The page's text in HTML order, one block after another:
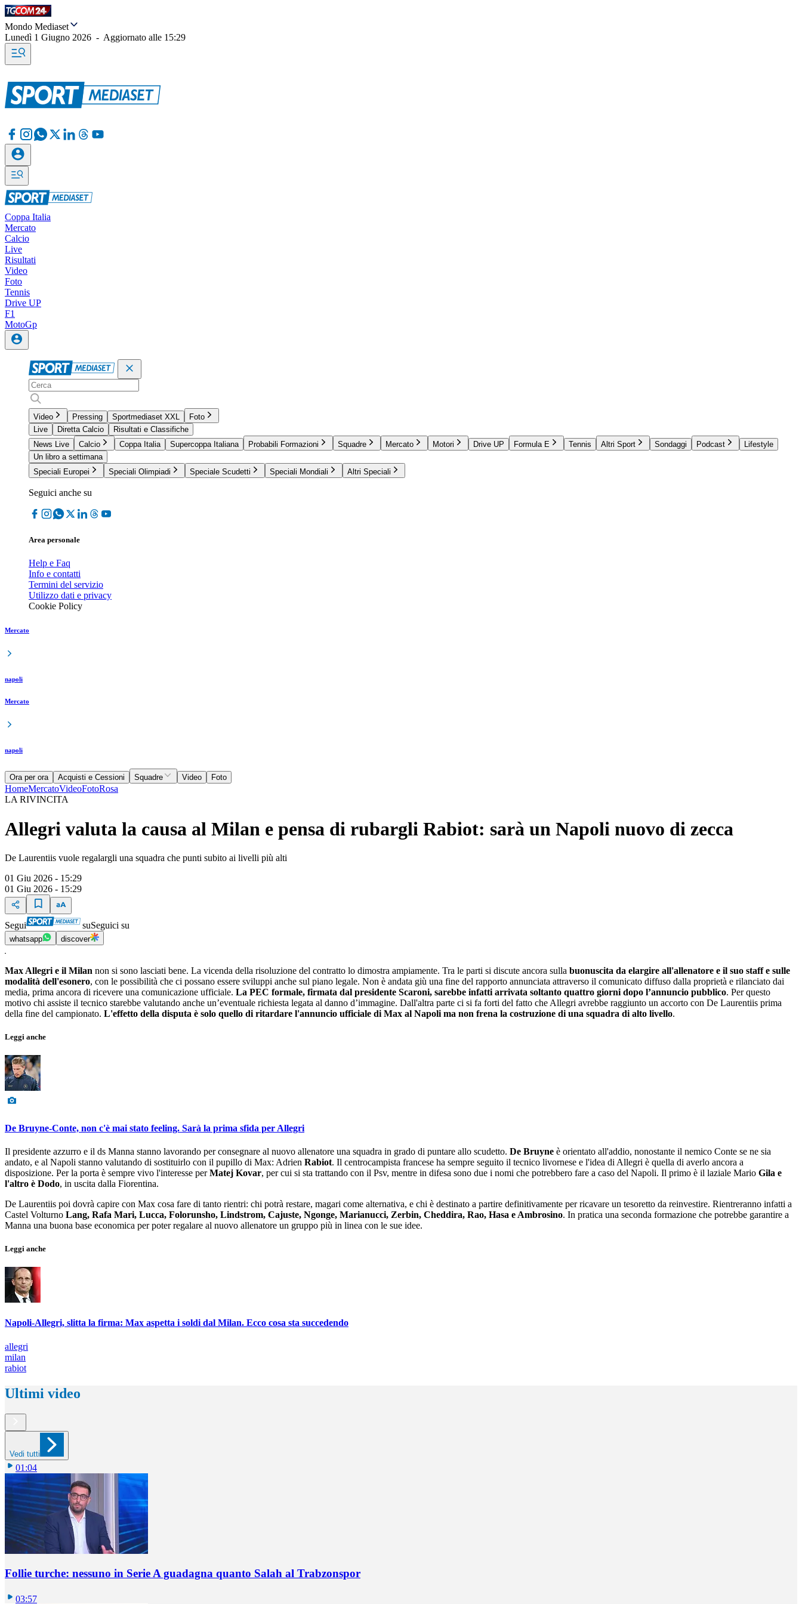
Mondo Mediaset
Lunedì 1 Giugno 2026 - Aggiornato alle 15:29
Coppa Italia
Mercato
Calcio
Live
Risultati
Video
Foto
Tennis
Drive UP
F1
MotoGp
Video Pressing Sportmediaset XXL
Foto
Live
Diretta Calcio
Risultati e Classifiche
News Live
Calcio Coppa Italia Supercoppa Italiana Probabili Formazioni Squadre Mercato Motori Drive UP Formula E Tennis Altri Sport Sondaggi Podcast
Lifestyle
Un libro a settimana
Speciali Europei
Speciali Olimpiadi Speciale Scudetti Speciali Mondiali Altri Speciali
Seguici anche su
Area personale
Help e Faq
Info e contatti
Termini del servizio
Utilizzo dati e privacy
Cookie Policy
Mercato
napoli
Mercato
napoli
Ora per ora Acquisti e Cessioni Squadre Video Foto
HomeMercatoVideoFotoRosa
LA RIVINCITA
Allegri valuta la causa al Milan e pensa di rubargli Rabiot: sarà un Napoli nuovo di zecca
De Laurentiis vuole regalargli una squadra che punti subito ai livelli più alti
01 Giu 2026 - 15:29
01 Giu 2026 - 15:29
Segui suSeguici su
whatsapp discover
Max Allegri e il Milan non si sono lasciati bene. La vicenda della risoluzione del contratto lo dimostra ampiamente. Tra le parti si discute ancora sulla buonuscita da elargire all'allenatore e il suo staff e sulle
modalità dell'esonero, con le possibilità che ci possano essere sviluppi anche sul piano legale. Non è andata giù una fine del rapporto annunciata attraverso il comunicato diffuso dalla proprietà e rilanciato dai
media, prima ancora di ricevere una comunicazione ufficiale. La PEC formale, firmata dal presidente Scaroni, sarebbe infatti arrivata soltanto quattro giorni dopo l’annuncio pubblico. Per questo
motivo chi assiste il tecnico starebbe valutando anche un’eventuale richiesta legata al danno d’immagine. Dall'altra parte ci si fa forti del fatto che Allegri avrebbe raggiunto un accorto con De Laurentiis prima
della fine del campionato. L'effetto della disputa è solo quello di ritardare l'annuncio ufficiale di Max al Napoli ma non frena la costruzione di una squadra di alto livello.
Leggi anche
De Bruyne-Conte, non c'è mai stato feeling. Sarà la prima sfida per Allegri
Il presidente azzurro e il ds Manna stanno lavorando per consegnare al nuovo allenatore una squadra in grado di puntare allo scudetto. De Bruyne è orientato all'addio, nonostante il nemico Conte se ne sia
andato, e al Napoli stanno valutando di sostituirlo con il pupillo di Max: Adrien Rabiot. Il centrocampista francese ha sempre seguito il tecnico livornese e l'idea di Allegri è quella di averlo ancora a
disposizione. Per la porta è sempre vivo l'interesse perMatej Kovar, per cui si sta trattando con il Psv, mentre in difesa sono due i nomi che potrebbero fare a caso del Napoli. Il primo è il laziale Mario Gila e
l'altro è Dodo, in uscita dalla Fiorentina.
De Laurentiis poi dovrà capire con Max cosa fare di tanto rientri: chi potrà restare, magari come alternativa, e chi è destinato a partire definitivamente per ricavare un tesoretto da reinvestire. Rientreranno infatti a
Castel Volturno Lang, Rafa Mari, Lucca, Folorunsho, Lindstrom, Cajuste, Ngonge, Marianucci, Zerbin, Cheddira, Rao, Hasa e Ambrosino. In pratica una seconda formazione che potrebbe garantire a
Manna una buona base economica per poter regalare al nuovo allenatore un gruppo più in linea con le sue idee.
Leggi anche
Napoli-Allegri, slitta la firma: Max aspetta i soldi dal Milan. Ecco cosa sta succedendo
allegri
milan
rabiot
Ultimi video
Vedi tutti
01:04
Follie turche: nessuno in Serie A guadagna quanto Salah al Trabzonspor
03:57